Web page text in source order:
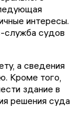
интересы.
служба судов
а сведения
Кроме того,
здание в
решения суда